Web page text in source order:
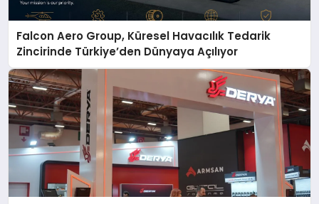
Falcon Aero Group, Küresel Havacılık Tedarik
Zincirinde Türkiye’den Dünyaya Açılıyor